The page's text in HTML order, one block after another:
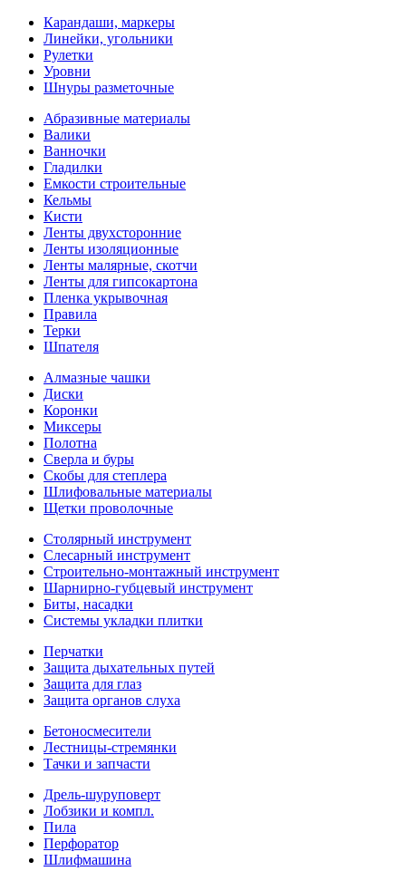
Карандаши, маркеры
Линейки, угольники
Рулетки
Уровни
Шнуры разметочные
Абразивные материалы
Валики
Ванночки
Гладилки
Емкости строительные
Кельмы
Кисти
Ленты двухсторонние
Ленты изоляционные
Ленты малярные, скотчи
Ленты для гипсокартона
Пленка укрывочная
Правила
Терки
Шпателя
Алмазные чашки
Диски
Коронки
Миксеры
Полотна
Сверла и буры
Скобы для степлера
Шлифовальные материалы
Щетки проволочные
Столярный инструмент
Слесарный инструмент
Строительно-монтажный инструмент
Шарнирно-губцевый инструмент
Биты, насадки
Системы укладки плитки
Перчатки
Защита дыхательных путей
Защита для глаз
Защита органов слуха
Бетоносмесители
Лестницы-стремянки
Тачки и запчасти
Дрель-шуруповерт
Лобзики и компл.
Пила
Перфоратор
Шлифмашина